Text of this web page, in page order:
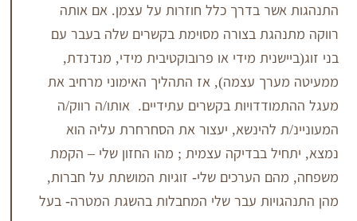
בדרך כלל חוזרות על עצמן. אם אותה
בצורה מסוימת בקשרים שלה בעבר עם
מידי או פרובוקטיבית מידי, מנדנדת,
עצמה), אז התהליך האימוני מרחיב את
בקשרים עתידיים. אותו/ה רווק/ה
להינשא, יעצור את הסחרחרת עליה הוא
בבדיקה עצמית ; מהו החזון שלי – הקמת
הערכים שלי- זוגיות המושתת על חברות,
עבר שלי המחבלות בהשגת המטרה- בעל